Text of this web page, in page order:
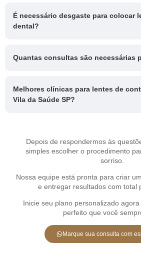
É necessário desgaste para colocar
dental?
Quantas consultas são necessárias
Melhores clínicas para lentes de
Vila da Saúde SP?
Depois de respondermos às
simples escolher o procedimento
sorriso.
Nossa equipe está pronta para criar
e entregar resultados com total
Inicie seu plano personalizado
perfeito que você
Marque sua consulta com